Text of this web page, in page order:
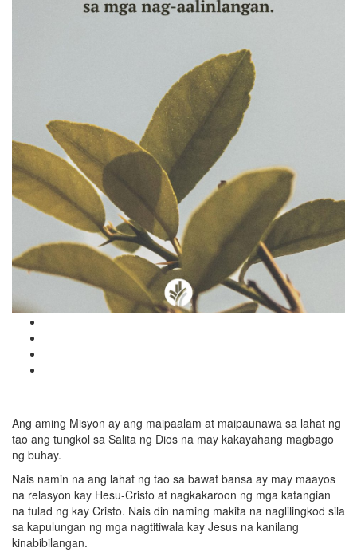
Ang aming Misyon ay ang maipaalam at maipaunawa sa lahat ng
tao ang tungkol sa Salita ng Dios na may kakayahang magbago
ng buhay.
Nais namin na ang lahat ng tao sa bawat bansa ay may maayos
na relasyon kay Hesu-Cristo at nagkakaroon ng mga katangian
na tulad ng kay Cristo. Nais din naming makita na naglilingkod sila
sa kapulungan ng mga nagtitiwala kay Jesus na kanilang
kinabibilangan.